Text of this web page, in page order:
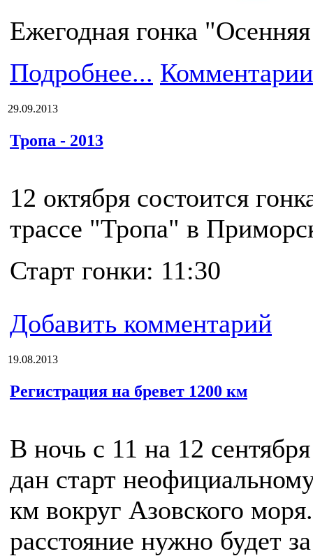
Ежегодная гонка
Подробнее...
29.09.2013
Тропа - 2013
12 октября состоится
трассе "Тропа" в
Старт гонки: 11:30
Добавить комментарий
19.08.2013
Регистрация на бревет 1200 км
В ночь с 11 на 12
дан старт
км вокруг Азовского
расстояние нужно будет